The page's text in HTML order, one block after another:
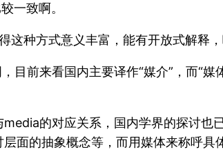
一致啊。
这种方式意义丰富，能有开放式解释
目前来看国内主要译作“媒介”，而“
的对应关系，国内学界的探讨
面的抽象概念等，而用媒体来称呼具